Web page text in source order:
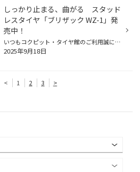
しっかり止まる、曲がる スタッド
レスタイヤ「ブリザック WZ-1」発
売中！
いつもコクピット・タイヤ館のご利用誠にありがとうございます。 今回は、9月より発売となった、商品設計基盤技術「ENLITEN」を搭載した, 乗用車用スタッドレスタイヤ「BLIZZAK WZ-1」についてご紹介いたします。 冬道の安心・安全を支える3つの特徴 しっかり止まる、曲がる「ブリザックWZ-1」の製...
2025年9月18日
< 1 2 3 >